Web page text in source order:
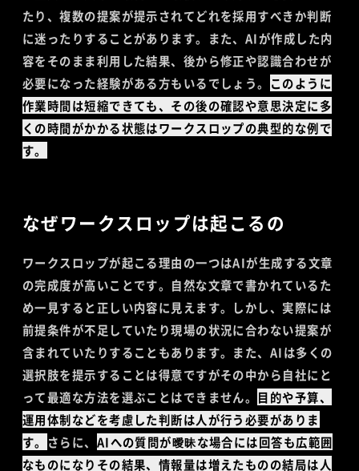
たり、複数の提案が提示されてどれを採用すべきか判断
に迷ったりすることがあります。また、AIが作成した内
容をそのまま利用した結果、後から修正や認識合わせが
必要になった経験がある方もいるでしょう。
このように
作業時間は短縮できても、その後の確認や意思決定に多
くの時間がかかる状態はワークスロップの典型的な例で
す。
なぜワークスロップは起こるの
ワークスロップが起こる理由の一つはAIが生成する文章
の完成度が高いことです。自然な文章で書かれているた
め一見すると正しい内容に見えます。しかし、実際には
前提条件が不足していたり現場の状況に合わない提案が
含まれていたりすることもあります。また、AIは多くの
選択肢を提示することは得意ですがその中から自社にと
って最適な方法を選ぶことはできません。 目的や予算、
運用体制などを考慮した判断は人が行う必要がありま
す。
さらに、 AIへの質問が曖昧な場合には回答も広範囲
なものになりその結果、情報量は増えたものの結局は人